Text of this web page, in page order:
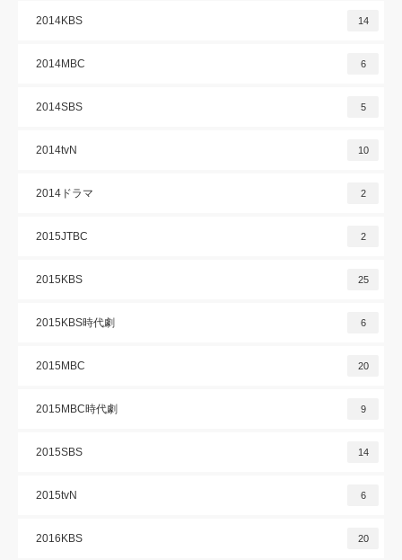
2014KBS 14
2014MBC 6
2014SBS 5
2014tvN 10
2014ドラマ 2
2015JTBC 2
2015KBS 25
2015KBS時代劇 6
2015MBC 20
2015MBC時代劇 9
2015SBS 14
2015tvN 6
2016KBS 20